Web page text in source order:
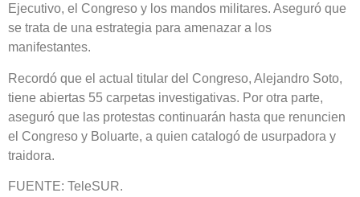
Ejecutivo, el Congreso y los mandos militares. Aseguró que
se trata de una estrategia para amenazar a los
manifestantes.
Recordó que el actual titular del Congreso, Alejandro Soto,
tiene abiertas 55 carpetas investigativas. Por otra parte,
aseguró que las protestas continuarán hasta que renuncien
el Congreso y Boluarte, a quien catalogó de usurpadora y
traidora.
FUENTE: TeleSUR.